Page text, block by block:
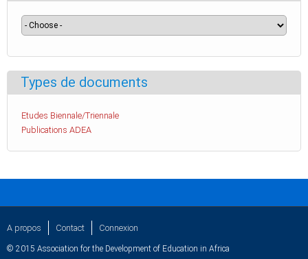
Types de documents
Etudes Biennale/Triennale
Publications ADEA
A propos Contact Connexion
© 2015 Association for the Development of Education in Africa